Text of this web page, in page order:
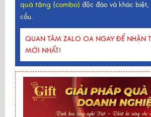
quà tặng (combo) độc đáo và khác biệt,
cầu.
QUAN TÂM ZALO OA NGAY ĐỂ NHẬN
MỚI NHẤT!